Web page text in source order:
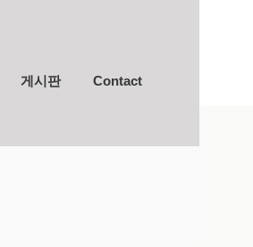
게시판 Contact